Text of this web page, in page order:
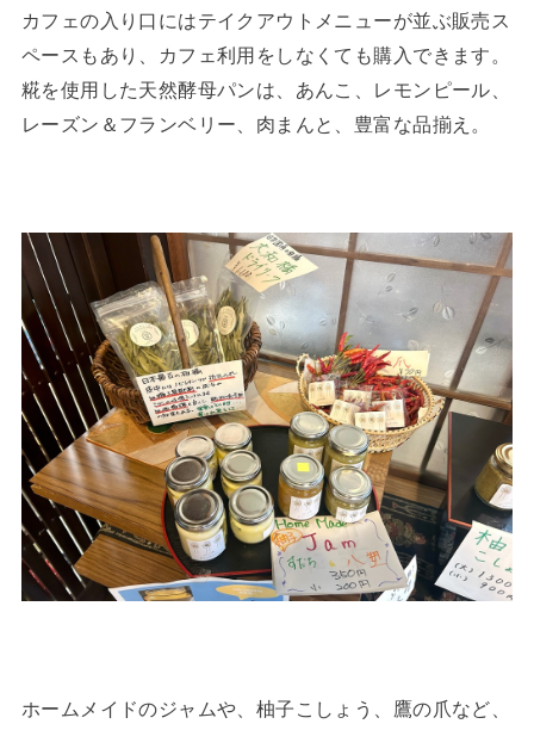
カフェの入り口にはテイクアウトメニューが並ぶ販売ス
ペースもあり、カフェ利用をしなくても購入できます。
糀を使用した天然酵母パンは、あんこ、レモンピール、
レーズン＆フランベリー、肉まんと、豊富な品揃え。
ホームメイドのジャムや、柚子こしょう、鷹の爪など、